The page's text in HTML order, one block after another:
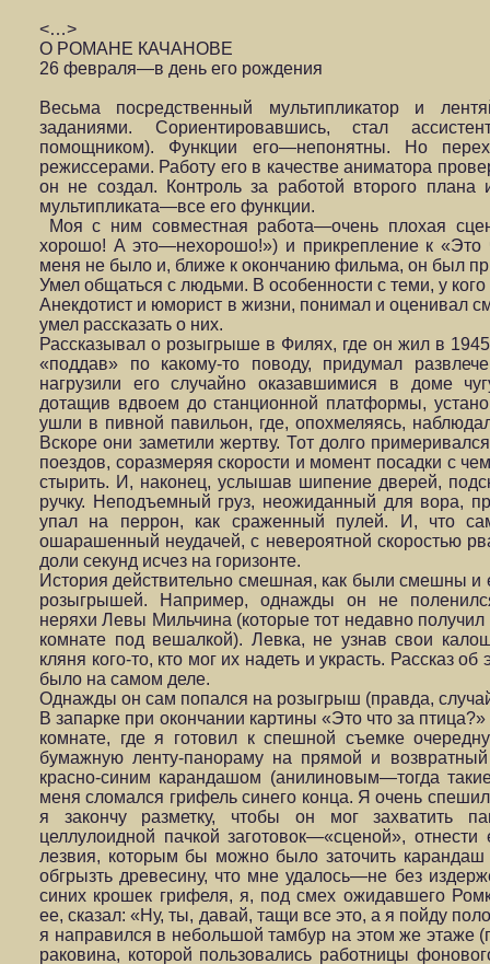
<…>
О РОМАНЕ КАЧАНОВЕ
26 февраля—в день его рождения
Весьма посредственный мультипликатор и
заданиями. Сориентировавшись, стал
помощником). Функции его—непонятны. Но
режиссерами. Работу его в качестве аниматора
он не создал. Контроль за работой второго плана
мультипликата—все его функции.
Моя с ним совместная работа—очень плохая
хорошо! А это—нехорошо!») и прикрепление к «Это
меня не было и, ближе к окончанию фильма, он был
Умел общаться с людьми. В особенности с теми, у
Анекдотист и юморист в жизни, понимал и оценивал
умел рассказать о них.
Рассказывал о розыгрыше в Филях, где он жил в
«поддав» по какому-то поводу, придумал
нагрузили его случайно оказавшимися в доме
дотащив вдвоем до станционной платформы,
ушли в пивной павильон, где, опохмеляясь,
Вскоре они заметили жертву. Тот долго
поездов, соразмеряя скорости и момент посадки с
стырить. И, наконец, услышав шипение дверей,
ручку. Неподъемный груз, неожиданный для вора,
упал на перрон, как сраженный пулей. И, что
ошарашенный неудачей, с невероятной скоростью
доли секунд исчез на горизонте.
История действительно смешная, как были смешны и
розыгрышей. Например, однажды он не
неряхи Левы Мильчина (которые тот недавно получил
комнате под вешалкой). Левка, не узнав свои
кляня кого-то, кто мог их надеть и украсть. Рассказ
было на самом деле.
Однажды он сам попался на розыгрыш (правда,
В запарке при окончании картины «Это что за
комнате, где я готовил к спешной съемке
бумажную ленту-панораму на прямой и
красно-синим карандашом (анилиновым—тогда
меня сломался грифель синего конца. Я очень
я закончу разметку, чтобы он мог захватить
целлулоидной пачкой заготовок—«сценой»,
лезвия, которым бы можно было заточить
обгрызть древесину, что мне удалось—не без
синих крошек грифеля, я, под смех ожидавшего
ее, сказал: «Ну, ты, давай, тащи все это, а я пойду
я направился в небольшой тамбур на этом же этаже
раковина, которой пользовались работницы